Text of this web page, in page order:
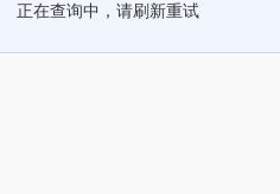
正在查询中，请刷新重试